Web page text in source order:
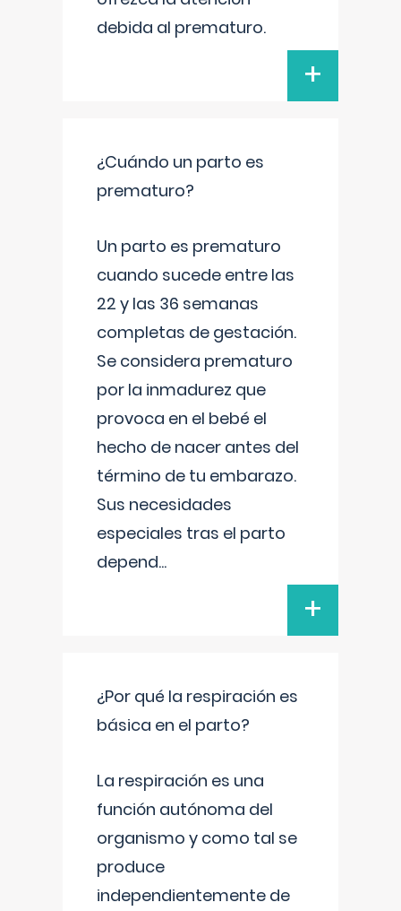
debida al prematuro.
+
¿Cuándo un parto es
prematuro?
Un parto es prematuro
cuando sucede entre las
22 y las 36 semanas
completas de gestación.
Se considera prematuro
por la inmadurez que
provoca en el bebé el
hecho de nacer antes del
término de tu embarazo.
Sus necesidades
especiales tras el parto
depend...
+
¿Por qué la respiración es
básica en el parto?
La respiración es una
función autónoma del
organismo y como tal se
produce
independientemente de